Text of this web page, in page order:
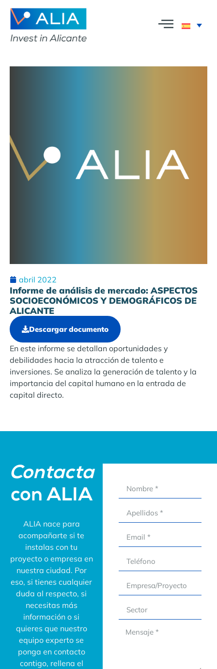
abril 2022
Informe de análisis de mercado: ASPECTOS
SOCIOECONÓMICOS Y DEMOGRÁFICOS DE
ALICANTE
Descargar documento
En este informe se detallan oportunidades y
debilidades hacia la atracción de talento e
inversiones. Se analiza la generación de talento y la
importancia del capital humano en la entrada de
capital directo.
Contacta
con ALIA
ALIA nace para
acompañarte si te
instalas con tu
proyecto o empresa en
nuestra ciudad. Por
eso, si tienes cualquier
duda al respecto, si
necesitas más
información o si
quieres que nuestro
equipo experto se
ponga en contacto
contigo, rellena el